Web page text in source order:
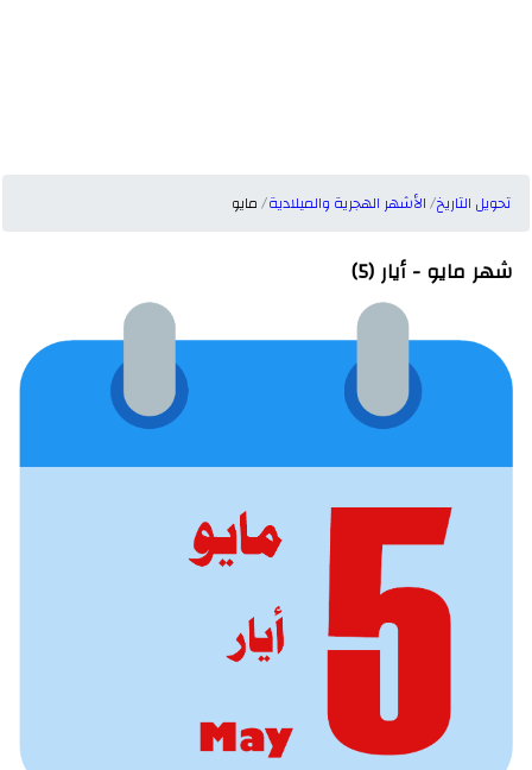
تحويل التاريخ الأشهر الهجرية والميلادية مايو
شهر مايو - أيار (5)